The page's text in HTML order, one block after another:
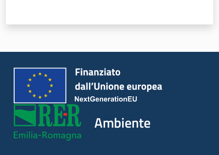
Ambiente